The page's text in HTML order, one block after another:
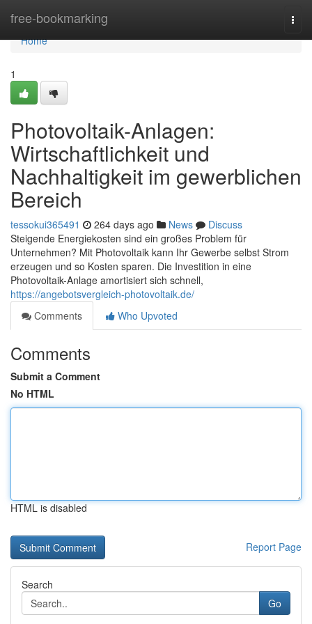
free-bookmarking
Home
Home
1
Photovoltaik-Anlagen:
Wirtschaftlichkeit und
Nachhaltigkeit im gewerblichen
Bereich
tessokui365491 264 days ago News
Discuss
Steigende Energiekosten sind ein großes Problem für
Unternehmen? Mit Photovoltaik kann Ihr Gewerbe selbst Strom
erzeugen und so Kosten sparen. Die Investition in eine
Photovoltaik-Anlage amortisiert sich schnell,
https://angebotsvergleich-photovoltaik.de/
Comments
Who Upvoted
Comments
Submit a Comment
No HTML
HTML is disabled
Report Page
Search
Go